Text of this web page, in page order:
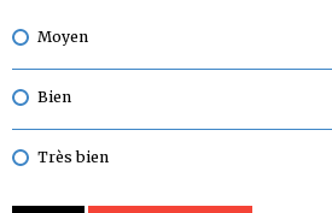
Moyen
Bien
Très bien